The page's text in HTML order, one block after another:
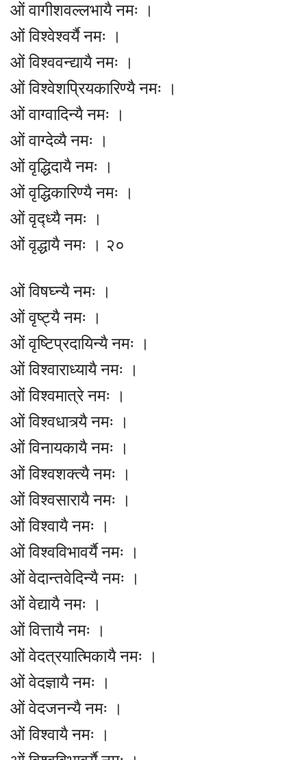
ओं वागीशवल्लभायै नमः ।
ओं विश्वेश्वर्यै नमः ।
ओं विश्ववन्द्यायै नमः ।
ओं विश्वेशप्रियकारिण्यै नमः ।
ओं वाग्वादिन्यै नमः ।
ओं वाग्देव्यै नमः ।
ओं वृद्धिदायै नमः ।
ओं वृद्धिकारिण्यै नमः ।
ओं वृद्ध्यै नमः ।
ओं वृद्धायै नमः । २०
ओं विषघ्न्यै नमः ।
ओं वृष्ट्यै नमः ।
ओं वृष्टिप्रदायिन्यै नमः ।
ओं विश्वाराध्यायै नमः ।
ओं विश्वमात्रे नमः ।
ओं विश्वधात्र्यै नमः ।
ओं विनायकायै नमः ।
ओं विश्वशक्त्यै नमः ।
ओं विश्वसारायै नमः ।
ओं विश्वायै नमः ।
ओं विश्वविभावर्यै नमः ।
ओं वेदान्तवेदिन्यै नमः ।
ओं वेद्यायै नमः ।
ओं वित्तायै नमः ।
ओं वेदत्रयात्मिकायै नमः ।
ओं वेदज्ञायै नमः ।
ओं वेदजनन्यै नमः ।
ओं विश्वायै नमः ।